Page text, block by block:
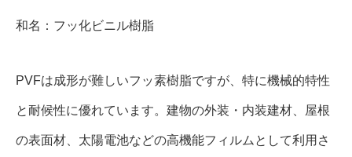
和名：フッ化ビニル樹脂
PVFは成形が難しいフッ素樹脂ですが、特に機械的特性
と耐候性に優れています。建物の外装・内装建材、屋根
の表面材、太陽電池などの高機能フィルムとして利用さ